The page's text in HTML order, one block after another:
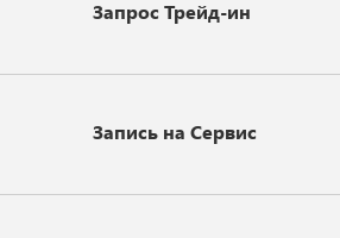
Запрос Трейд-ин
Запись на Сервис